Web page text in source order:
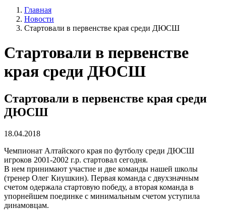
Главная
Новости
Стартовали в первенстве края среди ДЮСШ
Стартовали в первенстве
края среди ДЮСШ
Стартовали в первенстве края среди
ДЮСШ
18.04.2018
Чемпионат Алтайского края по футболу среди ДЮСШ
игроков 2001-2002 г.р. стартовал сегодня.
В нем принимают участие и две команды нашей школы
(тренер Олег Киушкин). Первая команда с двухзначным
счетом одержала стартовую победу, а вторая команда в
упорнейшем поединке с минимальным счетом уступила
динамовцам.